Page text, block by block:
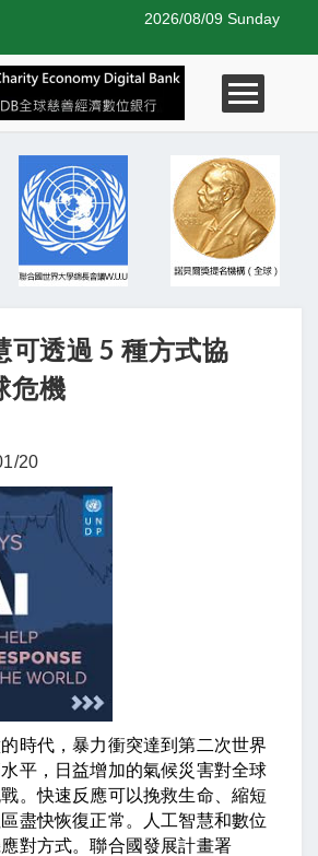
2026/08/09 Sunday
可透過 5 種方式協
危機
20
時代，暴力衝突達到第二次世界
平，日益增加的氣候災害對全球
。快速反應可以挽救生命、縮短
盡快恢復正常。人工智慧和數位
對方式。聯合國發展計畫署